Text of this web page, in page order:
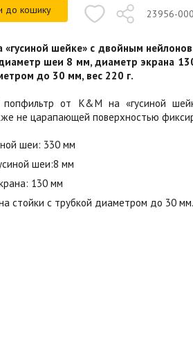
до кошику 23956-
«гусиной шейке» с двойным
шеи 8 мм, диаметр экрана
до 30 мм, вес 220 г.
попфильтр от K&M на «гусиной
не царапающей поверхностью
шеи: 330 мм
шеи:8 мм
130 мм
стойки с трубкой диаметром до 30 мм.